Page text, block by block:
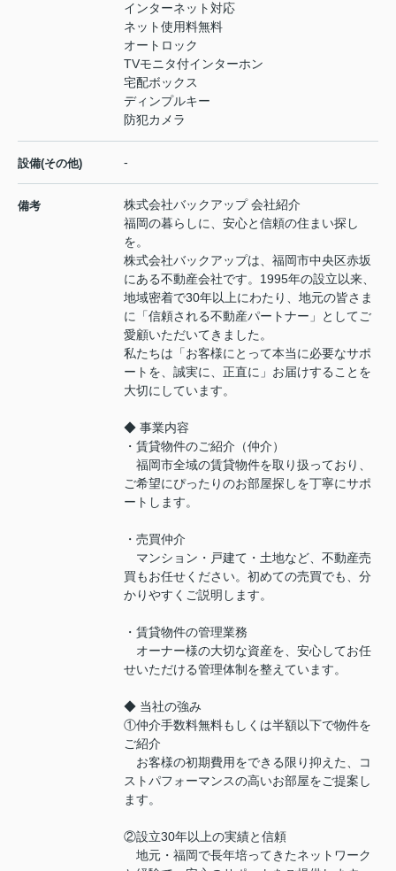
インターネット対応
ネット使用料無料
オートロック
TVモニタ付インターホン
宅配ボックス
ディンプルキー
防犯カメラ
設備(その他) -
備考
株式会社バックアップ 会社紹介
福岡の暮らしに、安心と信頼の住まい探し
を。
株式会社バックアップは、福岡市中央区赤坂
にある不動産会社です。1995年の設立以来、
地域密着で30年以上にわたり、地元の皆さま
に「信頼される不動産パートナー」としてご
愛顧いただいてきました。
私たちは「お客様にとって本当に必要なサポ
ートを、誠実に、正直に」お届けすることを
大切にしています。
◆ 事業内容
・賃貸物件のご紹介（仲介）
福岡市全域の賃貸物件を取り扱っており、
ご希望にぴったりのお部屋探しを丁寧にサポ
ートします。
・売買仲介
マンション・戸建て・土地など、不動産売
買もお任せください。初めての売買でも、分
かりやすくご説明します。
・賃貸物件の管理業務
オーナー様の大切な資産を、安心してお任
せいただける管理体制を整えています。
◆ 当社の強み
①仲介手数料無料もしくは半額以下で物件を
ご紹介
お客様の初期費用をできる限り抑えた、コ
ストパフォーマンスの高いお部屋をご提案し
ます。
②設立30年以上の実績と信頼
地元・福岡で長年培ってきたネットワーク